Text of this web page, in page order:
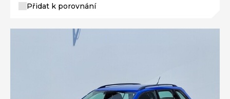
Přidat k porovnání